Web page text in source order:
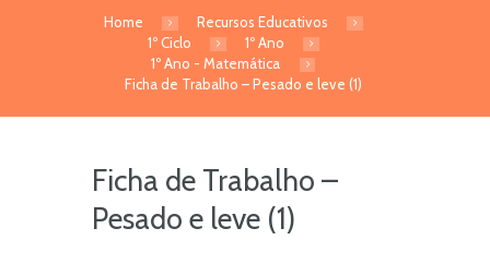
Home
Recursos Educativos
1º Ciclo
1º Ano
1º Ano - Matemática
Ficha de Trabalho – Pesado e leve (1)
Ficha de Trabalho –
Pesado e leve (1)